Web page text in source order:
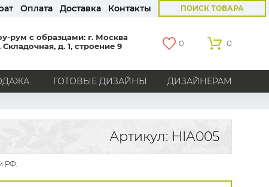
Оплата Доставка Контакты ПОИСК ТОВАРА
рум с образцами: г. Москва
Складочная, д. 1, строение 9
0 0
ГОТОВЫЕ ДИЗАЙНЫ ДИЗАЙНЕРАМ
Америка
Англия Бельгия
Германия
Голландия
Россия Все страны
Артикул: HIA005
РФ.